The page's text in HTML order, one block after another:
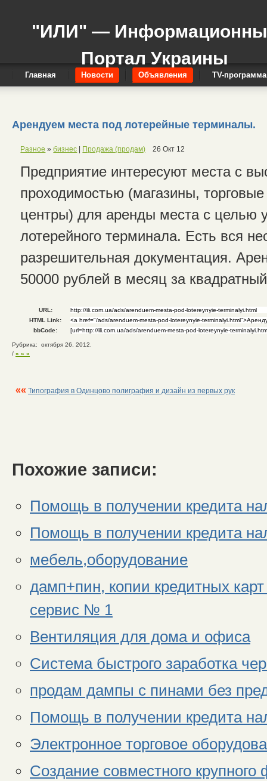
"ИЛИ" —
Портал Украины
Главная Новости Объявления TV-программа
Арендуем места под лотерейные терминалы.
Разное »бизнес Продажа (продам) 26 Окт 12
Предприятие интересуют места с
проходимостью (магазины,
центры) для аренды места с целью
лотерейного терминала. Есть вся
разрешительная документация.
50000 рублей в месяц за
URL:
HTML Link:
bbCode:
Рубрика: октября 26, 2012.
/ » » »
«« Типография в Одинцово полиграфия и дизайн из первых рук
Похожие записи:
Помощь в получении кредита
Помощь в получении кредита
мебель,оборудование
дамп+пин, копии кредитных
сервис № 1
Вентиляция для дома и офиса
Система быстрого заработка
продам дампы с пинами без
Помощь в получении кредита
Электронное торговое
Создание совместного